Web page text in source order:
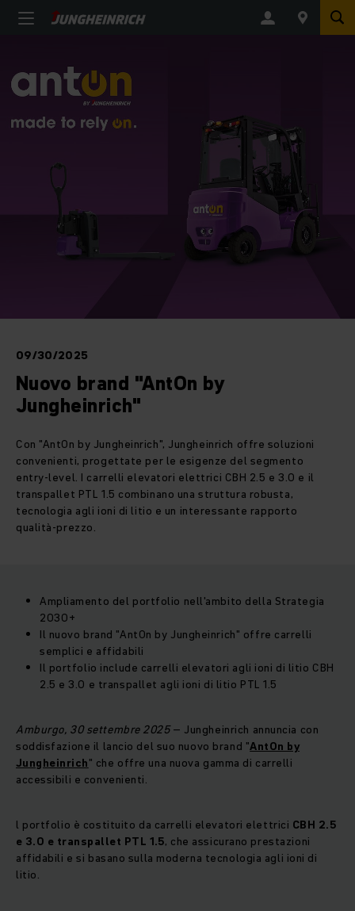
09/30/2025
Nuovo brand "AntOn by
Jungheinrich"
Con "AntOn by Jungheinrich", Jungheinrich offre soluzioni
convenienti, progettate per le esigenze del segmento
entry-level. I carrelli elevatori elettrici CBH 2.5 e 3.0 e il
transpallet PTL 1.5 combinano una struttura robusta,
tecnologia agli ioni di litio e un interessante rapporto
qualità-prezzo.
Ampliamento del portfolio nell'ambito della Strategia
2030+
Il nuovo brand "AntOn by Jungheinrich" offre carrelli
semplici e affidabili
Il portfolio include carrelli elevatori agli ioni di litio CBH
2.5 e 3.0 e transpallet agli ioni di litio PTL 1.5
Amburgo, 30 settembre 2025– Jungheinrich annuncia con
soddisfazione il lancio del suo nuovo brand "AntOn by
Jungheinrich" che offre una nuova gamma di carrelli
accessibili e convenienti.
l portfolio è costituito da carrelli elevatori elettrici CBH 2.5
e 3.0 e transpallet PTL 1.5, che assicurano prestazioni
affidabili e si basano sulla moderna tecnologia agli ioni di
litio.